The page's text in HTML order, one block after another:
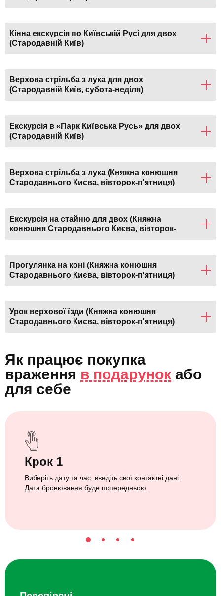
Кінна екскурсія по Київській Русі для двох
(Стародавній Київ)
Верхова стрільба з лука для двох
(Стародавній Київ, субота-неділя)
Екскурсія в «Парк Київська Русь» для двох
(Стародавній Київ)
Верхова стрільба з лука (Княжна конюшня
Стародавнього Києва, вівторок-п'ятниця)
Екскурсія на стайню для двох (Княжна
конюшня Стародавнього Києва, вівторок-
п'ятниця)
Прогулянка на коні (Княжна конюшня
Стародавнього Києва, вівторок-п'ятниця)
Урок верхової їзди (Княжна конюшня
Стародавнього Києва, вівторок-п'ятниця)
Як працює покупка
враження в подарунок або
для себе
Крок 1
Виберіть дату та час, введіть свої контактні дані.
Дата бронювання буде попередньою.